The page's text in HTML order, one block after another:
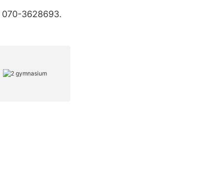
070-3628693.